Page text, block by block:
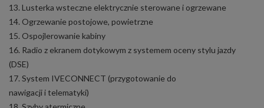
13. Lusterka wsteczne elektrycznie sterowane i ogrzewane
14. Ogrzewanie postojowe, powietrzne
15. Ospojlerowanie kabiny
16. Radio z ekranem dotykowym z systemem oceny stylu jazdy
(DSE)
17. System IVECONNECT (przygotowanie do
nawigacji i telematyki)